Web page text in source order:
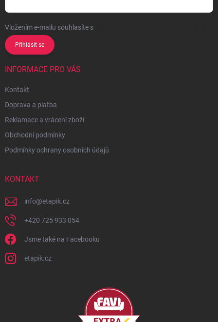
Vložením e-mailu souhlasíte s
Přihlásit se
INFORMACE PRO VÁS
Kontakt
Doprava a platba
Reklamace a vrácení zboží
Obchodní podmínky
Podmínky ochrany osobních údajů
KONTAKT
info@etapik.cz
+420 725 933 054
Jsme také na Facebooku
etapik.cz